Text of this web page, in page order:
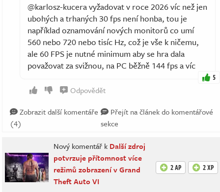
@karlosz-kucera vyžadovat v roce 2026 víc než jen
ubohých a trhaných 30 fps není honba, tou je
například oznamování nových monitorů co umí
560 nebo 720 nebo tisíc Hz, což je vše k ničemu,
ale 60 FPS je nutné minimum aby se hra dala
považovat za svižnou, na PC běžně 144 fps a víc
5
Odpovědět
Zobrazit další komentáře
(4)
Přejít na článek do komentářové
sekce
Nový komentář k Další zdroj
potvrzuje přítomnost více
režimů zobrazení v Grand
Theft Auto VI
2 AP 2 XP